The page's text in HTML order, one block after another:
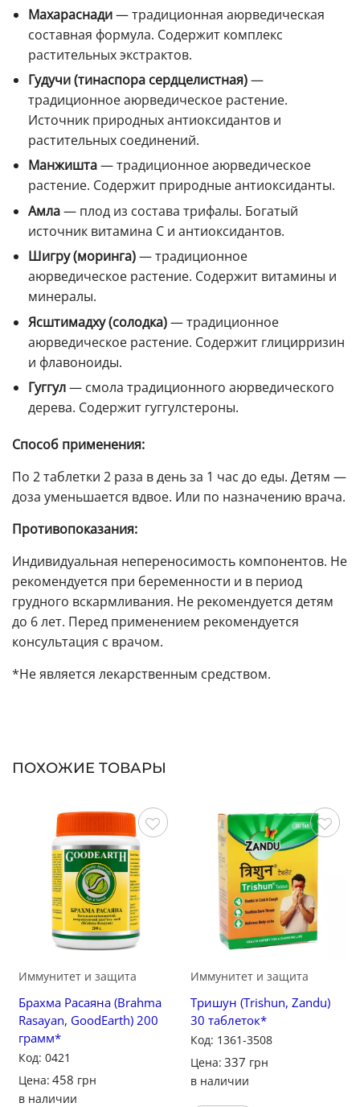
Махараснади— традиционная аюрведическая
составная формула. Содержит комплекс
растительных экстрактов.
Гудучи (тинаспора сердцелистная)—
традиционное аюрведическое растение.
Источник природных антиоксидантов и
растительных соединений.
Манжишта— традиционное аюрведическое
растение. Содержит природные антиоксиданты.
Амла— плод из состава трифалы. Богатый
источник витамина C и антиоксидантов.
Шигру (моринга)— традиционное
аюрведическое растение. Содержит витамины и
минералы.
Ясштимадху (солодка)— традиционное
аюрведическое растение. Содержит глицирризин
и флавоноиды.
Гуггул— смола традиционного аюрведического
дерева. Содержит гуггулстероны.
Способ применения:
По 2 таблетки 2 раза в день за 1 час до еды. Детям —
доза уменьшается вдвое. Или по назначению врача.
Противопоказания:
Индивидуальная непереносимость компонентов. Не
рекомендуется при беременности и в период
грудного вскармливания. Не рекомендуется детям
до 6 лет. Перед применением рекомендуется
консультация с врачом.
*Не является лекарственным средством.
ПОХОЖИЕ ТОВАРЫ
Сохранить
Иммунитет и защита
Брахма Расаяна (Brahma
Rasayan, GoodEarth) 200
грамм*
Код: 0421
Цена: 458 грн
в наличии
Сохранить
Иммунитет и защита
Тришун (Trishun, Zandu)
30 таблеток*
Код: 1361-3508
Цена: 337 грн
в наличии